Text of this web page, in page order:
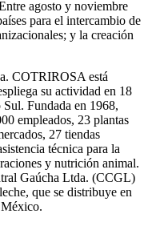
agosto y noviembre
para el intercambio de
y la creación
COTRIROSA está
su actividad en 18
Fundada en 1968,
empleados, 23 plantas
27 tiendas
técnica para la
y nutrición animal.
Gaúcha Ltda. (CCGL)
que se distribuye en